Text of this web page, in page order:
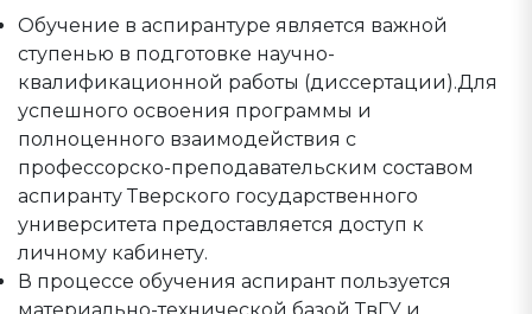
Обучение в аспирантуре является важной
ступенью в подготовке научно-
квалификационной работы (диссертации).Для
успешного освоения программы и
полноценного взаимодействия с
профессорско-преподавательским составом
аспиранту Тверского государственного
университета предоставляется доступ к
личному кабинету.
В процессе обучения аспирант пользуется